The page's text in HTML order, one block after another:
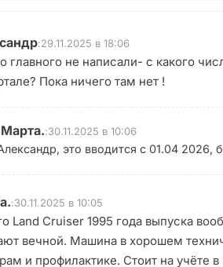
:29.11.2025 в 18:06
главного не написали- с какого
Пока ничего там нет !
Марта.:30.11.2025 в 10:06
это вводится с 01.04 2026,
:30.11.2025 в 10:05
Land Cruiser 1995 года выпуска
вечной. Машина в хорошем
и профилактике. Стоит на учёте